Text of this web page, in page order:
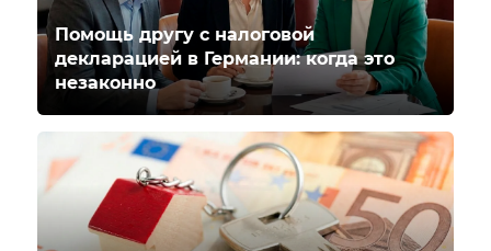
Помощь другу с налоговой
декларацией в Германии: когда это
незаконно